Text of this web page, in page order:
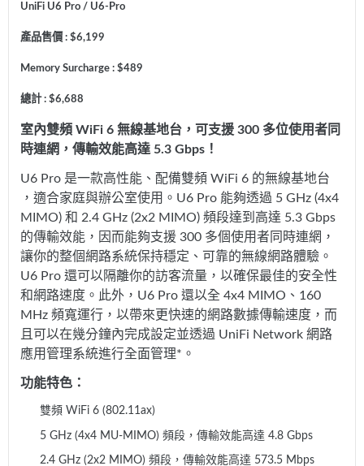
UniFi U6 Pro / U6-Pro
產品售價 : $6,199
Memory Surcharge : $489
總計 : $6,688
室內雙頻 WiFi 6 無線基地台，可支援 300 多位使用者同
時連網，傳輸效能高達 5.3 Gbps！
U6 Pro 是一款高性能、配備雙頻 WiFi 6 的無線基地台
，適合家庭與辦公室使用。U6 Pro 能夠透過 5 GHz (4x4
MIMO) 和 2.4 GHz (2x2 MIMO) 頻段達到高達 5.3 Gbps
的傳輸效能，因而能夠支援 300 多個使用者同時連網，
讓你的整個網路系統保持穩定、可靠的無線網路體驗。
U6 Pro 還可以隔離你的訪客流量，以確保最佳的安全性
和網路速度。此外，U6 Pro 還以全 4x4 MIMO、160
MHz 頻寬運行，以帶來更快速的網路數據傳輸速度，而
且可以在幾分鐘內完成設定並透過 UniFi Network 網路
應用管理系統進行全面管理*。
功能特色：
雙頻 WiFi 6 (802.11ax)
5 GHz (4x4 MU-MIMO) 頻段，傳輸效能高達 4.8 Gbps
2.4 GHz (2x2 MIMO) 頻段，傳輸效能高達 573.5 Mbps